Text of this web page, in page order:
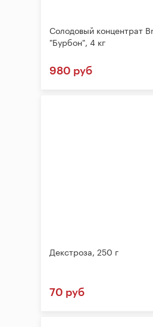
Солодовый концентрат
"Бурбон", 4 кг
980 руб
Декстроза, 250 г
70 руб